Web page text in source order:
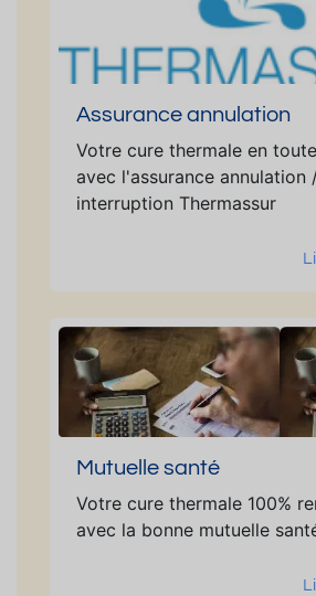
Assurance annulation
Votre cure thermale en
avec l'assurance annulation
interruption Thermassur
Mutuelle santé
Votre cure thermale 100%
avec la bonne mutuelle